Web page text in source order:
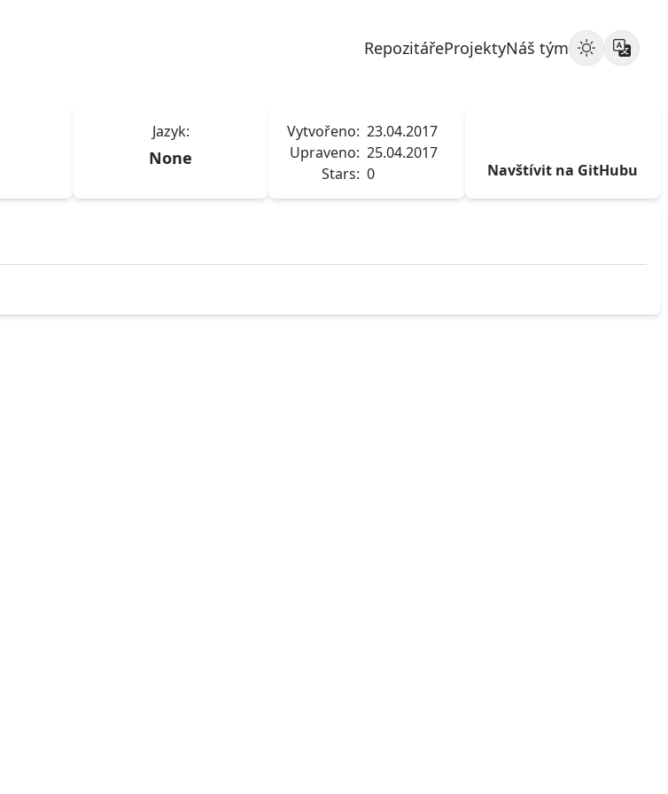
RepozitářeProjektyNáš tým
Jazyk:
None
Vytvořeno: 23.04.2017
Upraveno: 25.04.2017
Stars: 0 Navštívit na GitHubu